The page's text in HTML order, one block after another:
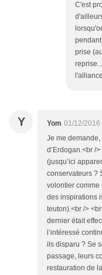
C'est
prise
Y Yom 01/12/2016
Je me
d’Erdogan.<br /
(jusqu’ici
conservateurs ?
volontier
des inspirations
teuton).<br />
dernier était
l’intéressé
ils disparu ? Se
passage, leurs
restauration de